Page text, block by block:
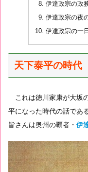
伊達政宗の政
伊達政宗の夜
伊達政宗の一
天下泰平の時代
これは徳川家康が大坂
平になった時代の話である
皆さんは奥州の覇者・ 伊